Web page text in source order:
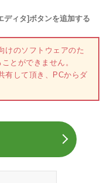
ィタ]ボタンを追加する
けのソフトウェアのた
とができません。
有して頂き、PCからダ